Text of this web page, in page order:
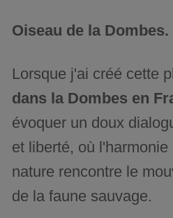
Oiseau de la Dombes.
Lorsque j'ai créé cette
dans la Dombes en
évoquer un doux
et liberté, où
nature rencontre le
de la faune sauvage.